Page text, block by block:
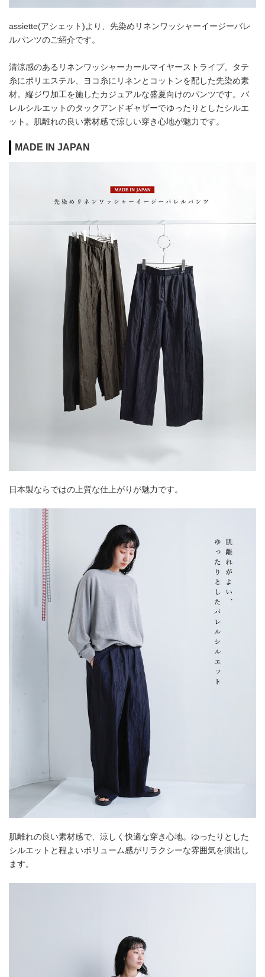
assiette(アシェット)より、先染めリネンワッシャーイージーバレ
ルパンツのご紹介です。
清涼感のあるリネンワッシャーカールマイヤーストライプ。タテ
糸にポリエステル、ヨコ糸にリネンとコットンを配した先染め素
材。縦ジワ加工を施したカジュアルな盛夏向けのパンツです。バ
レルシルエットのタックアンドギャザーでゆったりとしたシルエ
ット。肌離れの良い素材感で涼しい穿き心地が魅力です。
MADE IN JAPAN
日本製ならではの上質な仕上がりが魅力です。
肌離れの良い素材感で、涼しく快適な穿き心地。ゆったりとした
シルエットと程よいボリューム感がリラクシーな雰囲気を演出し
ます。